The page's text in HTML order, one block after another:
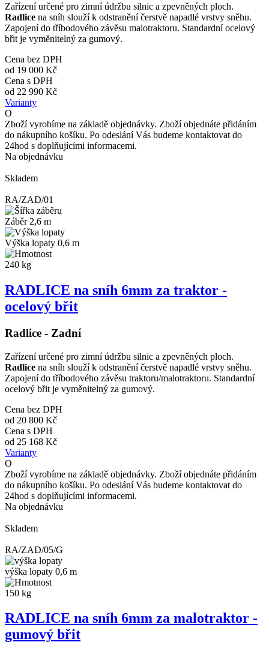
Zařízení určené pro zimní údržbu silnic a zpevněných ploch.
Radlice na sníh slouží k odstranění čerstvě napadlé vrstvy sněhu.
Zapojení do tříbodového závěsu malotraktoru. Standardní ocelový
břit je vyměnitelný za gumový.
Cena bez DPH
od 19 000 Kč
Cena s DPH
od 22 990 Kč
Varianty
O
Zboží vyrobíme na základě objednávky. Zboží objednáte přidáním
do nákupního košíku. Po odeslání Vás budeme kontaktovat do
24hod s doplňujícími informacemi.
Na objednávku
Skladem
RA/ZAD/01
Záběr 2,6 m
Výška lopaty 0,6 m
240 kg
RADLICE na sníh 6mm za traktor -
ocelový břit
Radlice - Zadní
Zařízení určené pro zimní údržbu silnic a zpevněných ploch.
Radlice na sníh slouží k odstranění čerstvě napadlé vrstvy sněhu.
Zapojení do tříbodového závěsu traktoru/malotraktoru. Standardní
ocelový břit je vyměnitelný za gumový.
Cena bez DPH
od 20 800 Kč
Cena s DPH
od 25 168 Kč
Varianty
O
Zboží vyrobíme na základě objednávky. Zboží objednáte přidáním
do nákupního košíku. Po odeslání Vás budeme kontaktovat do
24hod s doplňujícími informacemi.
Na objednávku
Skladem
RA/ZAD/05/G
výška lopaty 0,6 m
150 kg
RADLICE na sníh 6mm za malotraktor -
gumový břit